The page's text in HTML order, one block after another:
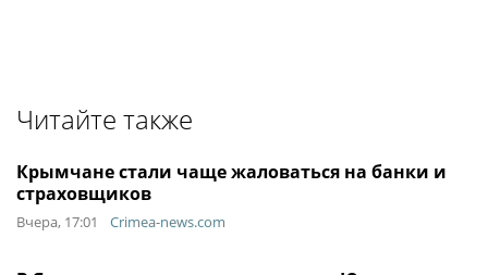
Читайте также
Крымчане стали чаще жаловаться на банки и
страховщиков
Вчера, 17:01 Crimea-news.com